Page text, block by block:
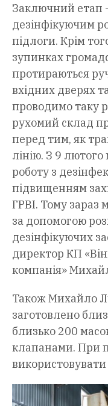
Заключний етап
дезінфікуючим
підлоги. Крім
зупинках
протираються
вхідних дверях
проводимо таку
рухомий склад
перед тим, як
лінію. З 9
роботу з
підвищенням
ГРВІ. Тому зараз
за допомогою
дезінфікуючих
директор КП
компанія»
Також Михайло
заготовлено
близько 200
клапанами. При
використовувати